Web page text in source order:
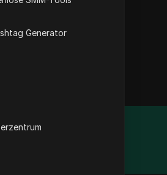
Generator